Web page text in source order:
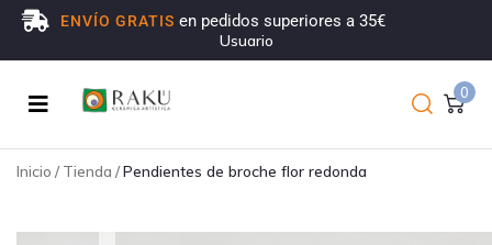
ENVÍO GRATIS en pedidos superiores a 35€
Usuario
0
Inicio / Tienda /Pendientes de broche flor redonda